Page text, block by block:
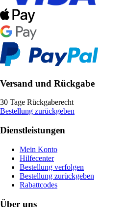
Versand und Rückgabe
30 Tage Rückgaberecht
Bestellung zurückgeben
Dienstleistungen
Mein Konto
Hilfecenter
Bestellung verfolgen
Bestellung zurückgeben
Rabattcodes
Über uns